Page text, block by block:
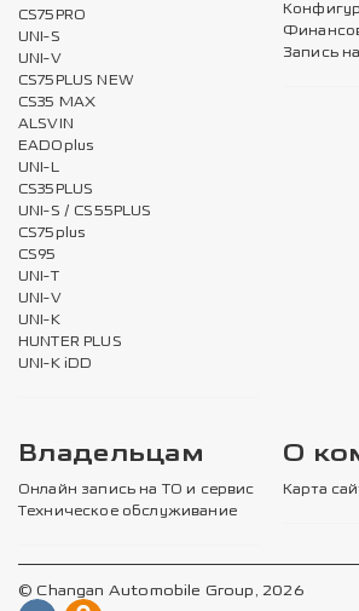
CS75PRO
UNI-S
UNI-V
CS75PLUS NEW
CS35 MAX
ALSVIN
EADOplus
UNI-L
CS35PLUS
UNI-S / CS55PLUS
CS75plus
CS95
UNI-T
UNI-V
UNI-K
HUNTER PLUS
UNI-K iDD
Запись
Владельцам
Онлайн запись на ТО и сервис
Техническое обслуживание
О
Карта
© Changan Automobile Group, 2026